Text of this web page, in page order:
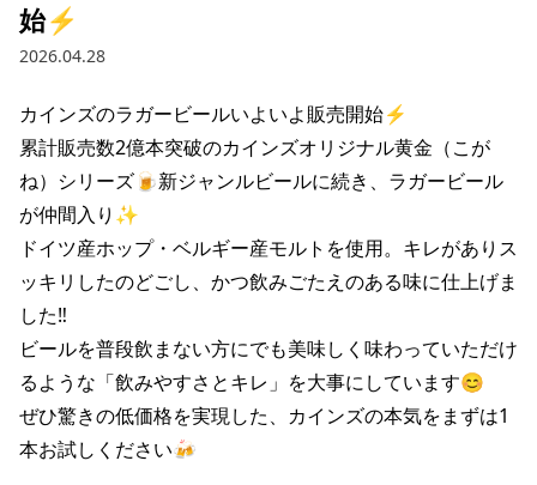
始⚡️
2026.04.28
カインズのラガービールいよいよ販売開始⚡️
累計販売数2億本突破のカインズオリジナル黄金（こが
ね）シリーズ🍺新ジャンルビールに続き、ラガービール
が仲間入り✨
ドイツ産ホップ・ベルギー産モルトを使用。キレがありス
ッキリしたのどごし、かつ飲みごたえのある味に仕上げま
した‼️
ビールを普段飲まない方にでも美味しく味わっていただけ
るような「飲みやすさとキレ」を大事にしています😊
ぜひ驚きの低価格を実現した、カインズの本気をまずは1
本お試しください🍻